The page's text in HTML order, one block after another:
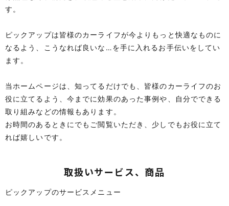
す。
ピックアップは皆様のカーライフが今よりもっと快適なものに
なるよう、こうなれば良いな…を手に入れるお手伝いをしてい
ます。
当ホームページは、知ってるだけでも、皆様のカーライフのお
役に立てるよう、今までに効果のあった事例や、自分でできる
取り組みなどの情報もあります。
お時間のあるときにでもご閲覧いただき、少しでもお役に立て
れば嬉しいです。
取扱いサービス、商品
ピックアップのサービスメニュー